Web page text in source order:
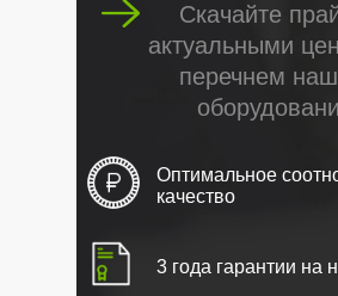
Скачайте
актуальными
перечнем
Оптимальное
качество
3 года гарантии на